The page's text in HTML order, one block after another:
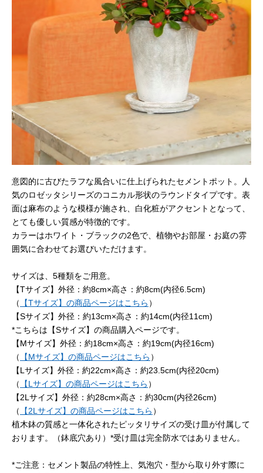
意図的に古びたラフな風合いに仕上げられたセメントポット。人
気のロゼッタシリーズのコニカル形状のラウンドタイプです。表
面は麻布のような模様が施され、白化粧がアクセントとなって、
とても優しい質感が特徴的です。
カラーはホワイト・ブラックの2色で、植物やお部屋・お庭の雰
囲気に合わせてお選びいただけます。
サイズは、5種類をご用意。
【Tサイズ】外径：約8cm×高さ：約8cm(内径6.5cm)
（
【Tサイズ】の商品ページはこちら ）
【Sサイズ】外径：約13cm×高さ：約14cm(内径11cm)
*こちらは【Sサイズ】の商品購入ページです。
【Mサイズ】外径：約18cm×高さ：約19cm(内径16cm)
（
【Mサイズ】の商品ページはこちら ）
【Lサイズ】外径：約22cm×高さ：約23.5cm(内径20cm)
（
【Lサイズ】の商品ページはこちら ）
【2Lサイズ】外径：約28cm×高さ：約30cm(内径26cm)
（
【2Lサイズ】の商品ページはこちら ）
植木鉢の質感と一体化されたピッタリサイズの受け皿が付属して
おります。（鉢底穴あり）*受け皿は完全防水ではありません。
*ご注意：セメント製品の特性上、気泡穴・型から取り外す際に